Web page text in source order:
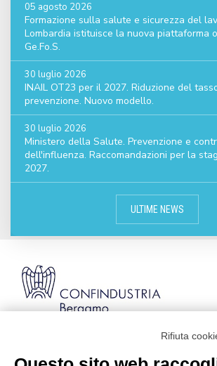
05 agosto 2026
Formazione sulla salute e sicurezza del
Lombardia istituisce la nuova piattaforma
Ge.Fo.S.
30 luglio 2026
INAIL OT23 per il 2027. Riduzione del
prevenzione. Nuovo modello.
30 luglio 2026
Ministero della Salute. Prevenzione e
dell'influenza. Raccomandazioni per la
2027.
ULTIME NEWS
Rifiuta